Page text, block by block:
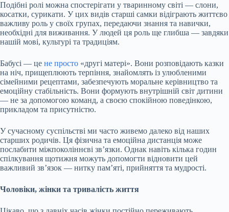
Подібні ролі можна спостерігати у тваринному світі — слони,
косатки, сурикати. У цих видів старші самки відіграють життєво
важливу роль у своїх групах, передаючи знання та навички,
необхідні для виживання. У людей ця роль ще глибша — завдяки
нашій мові, культурі та традиціям.
Бабусі — це не просто «другі матері». Вони розповідають казки
на ніч, прищеплюють терпіння, знайомлять із улюбленими
сімейними рецептами, забезпечують моральне керівництво та
емоційну стабільність. Вони формують внутрішній світ дитини
— не за допомогою команд, а своєю спокійною поведінкою,
прикладом та присутністю.
У сучасному суспільстві ми часто живемо далеко від наших
старших родичів. Ця фізична та емоційна дистанція може
послабити міжпоколіннєві зв’язки. Однак навіть кілька годин
спілкування щотижня можуть допомогти відновити цей
важливий зв’язок — нитку пам’яті, прийняття та мудрості.
Чоловіки, жінки та тривалість життя